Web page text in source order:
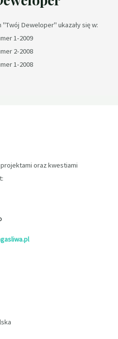
"Twój Deweloper" ukazały się w:
1-2009
2-2008
1-2008
oraz kwestiami